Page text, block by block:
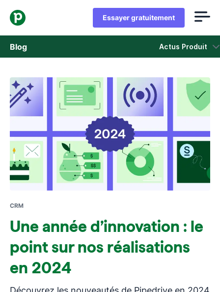
Essayer gratuitement
Blog Actus Produit
Ventes
Marketing
Études de cas
S'ouvre dans une nouvelle fenêtre
CRM
Une année d’innovation : le
point sur nos réalisations
en 2024